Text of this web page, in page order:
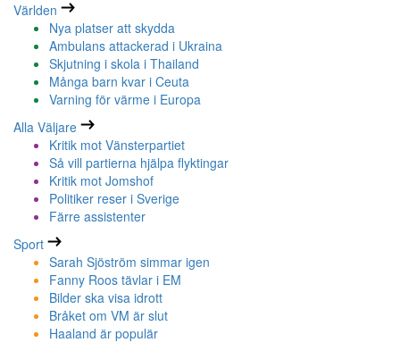
Världen
Nya platser att skydda
Ambulans attackerad i Ukraina
Skjutning i skola i Thailand
Många barn kvar i Ceuta
Varning för värme i Europa
Alla Väljare
Kritik mot Vänsterpartiet
Så vill partierna hjälpa flyktingar
Kritik mot Jomshof
Politiker reser i Sverige
Färre assistenter
Sport
Sarah Sjöström simmar igen
Fanny Roos tävlar i EM
Bilder ska visa idrott
Bråket om VM är slut
Haaland är populär